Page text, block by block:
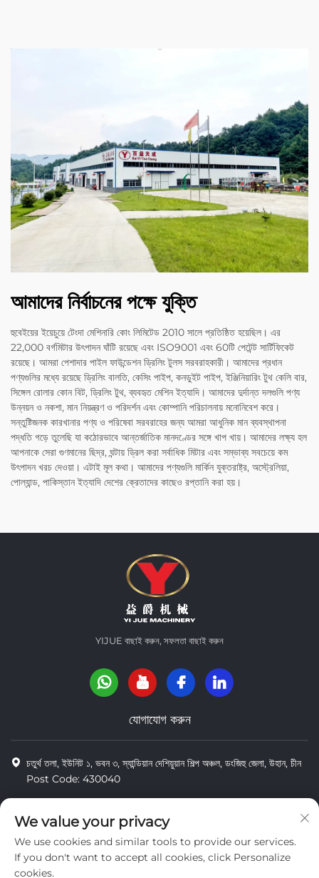
আমাদের নির্বাচনের পক্ষে যুক্তি
হুবেইয়ের ইয়েচুয়ে টেংদা মেশিনারি কোং লিমিটেড 2010 সালে প্রতিষ্ঠিত হয়েছিল। এর
22,000 বর্গমিটার উৎপাদন ঘাঁটি রয়েছে এবং ISO9001 এবং 60টি পেটেন্ট সার্টিফিকেট
রয়েছে। আমরা পেশাদার পাইল ফাউন্ডেশন ড্রিলিং টুলস সরবরাহকারী। আমাদের প্রধান
পণ্যগুলির মধ্যে রয়েছে ড্রিলিং বালতি, কেসিং পাইপ, কনডুইট পাইপ, ইঞ্জিনিয়ারিং টুথ কেলি বার,
সিঙ্গেল রোলার কোন বিট, ড্রিলিং টুথ, ব্যবহৃত মেশিন ইত্যাদি। আমাদের দুর্দান্ত দলগুলি পণ্য
উন্নয়ন ও নকশা, মান নিয়ন্ত্রণ ও পরিদর্শন এবং কোম্পানি পরিচালনায় মনোনিবেশ করে।
সন্তুষ্টিজনক কারখানার পণ্য ও পরিষেবা সরবরাহের জন্য আমরা আধুনিক মান ব্যবস্থাপনা
পদ্ধতি গড়ে তুলেছি যা কঠোরভাবে আন্তর্জাতিক মানদণ্ডের সঙ্গে খাপ খায়। আমাদের লক্ষ্য হল
আপনাকে সেরা গুণমানের ছিদ্র, ঘন্টায় ড্রিল করা সর্বাধিক মিটার এবং সম্ভাব্য সবচেয়ে কম
উৎপাদন খরচ দেওয়া। এটাই মূল কথা। আমাদের পণ্যগুলি মার্কিন যুক্তরাষ্ট্র, অস্ট্রেলিয়া,
পোল্যান্ড, পাকিস্তান ইত্যাদি দেশের ক্রেতাদের কাছেও রপ্তানি করা হয়।
YIJUE বাছাই করুন, সফলতা বাছাই করুন
যোগাযোগ করুন
চতুর্থ তলা, ইউনিট ১, ভবন ৩, স্যান্ডিয়ান দেশিয়ুয়ান শিল্প অঞ্চল, ডংজিহু জেলা, উহান, চীন
Post Code: 430040
8618971664820
[email protected]
We value your privacy
We use cookies and similar tools to provide our services.
If you don't want to accept all cookies, click Personalize
cookies.